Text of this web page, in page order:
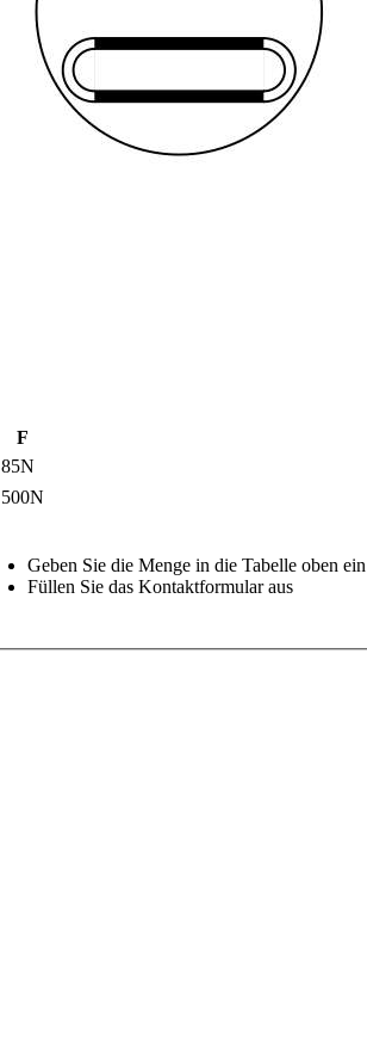
F
85N
500N
Geben Sie die Menge in die Tabelle oben ein
Füllen Sie das Kontaktformular aus